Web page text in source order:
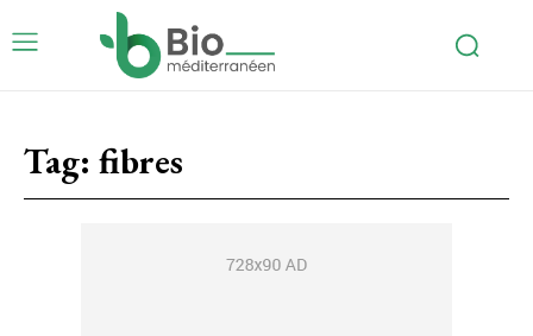
Tag: fibres